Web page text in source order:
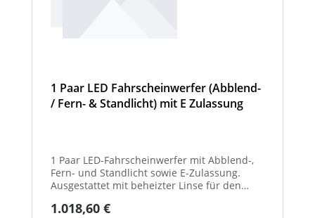
1 Paar LED Fahrscheinwerfer (Abblend-
/ Fern- & Standlicht) mit E Zulassung
1 Paar LED-Fahrscheinwerfer mit Abblend-,
Fern- und Standlicht sowie E-Zulassung.
Ausgestattet mit beheizter Linse für den
Witterungsbedingungen. Ideal zur sicheren
Regulärer Preis:
1.018,60 €